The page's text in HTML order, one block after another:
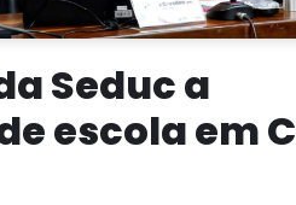
Seduc a
escola em